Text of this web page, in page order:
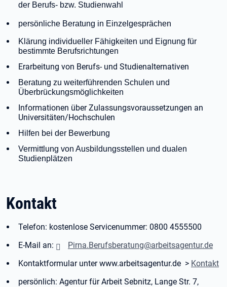
der Berufs- bzw. Studienwahl
persönliche Beratung in Einzelgesprächen
Klärung individueller Fähigkeiten und Eignung für
bestimmte Berufsrichtungen
Erarbeitung von Berufs- und Studienalternativen
Beratung zu weiterführenden Schulen und
Überbrückungsmöglichkeiten
Informationen über Zulassungsvoraussetzungen an
Universitäten/Hochschulen
Hilfen bei der Bewerbung
Vermittlung von Ausbildungsstellen und dualen
Studienplätzen
Kontakt
Telefon: kostenlose Servicenummer: 0800 4555500
E-Mail an:
Pirna.Berufsberatung@arbeitsagentur.de
Kontaktformular unter www.arbeitsagentur.de > Kontakt
persönlich: Agentur für Arbeit Sebnitz, Lange Str. 7,